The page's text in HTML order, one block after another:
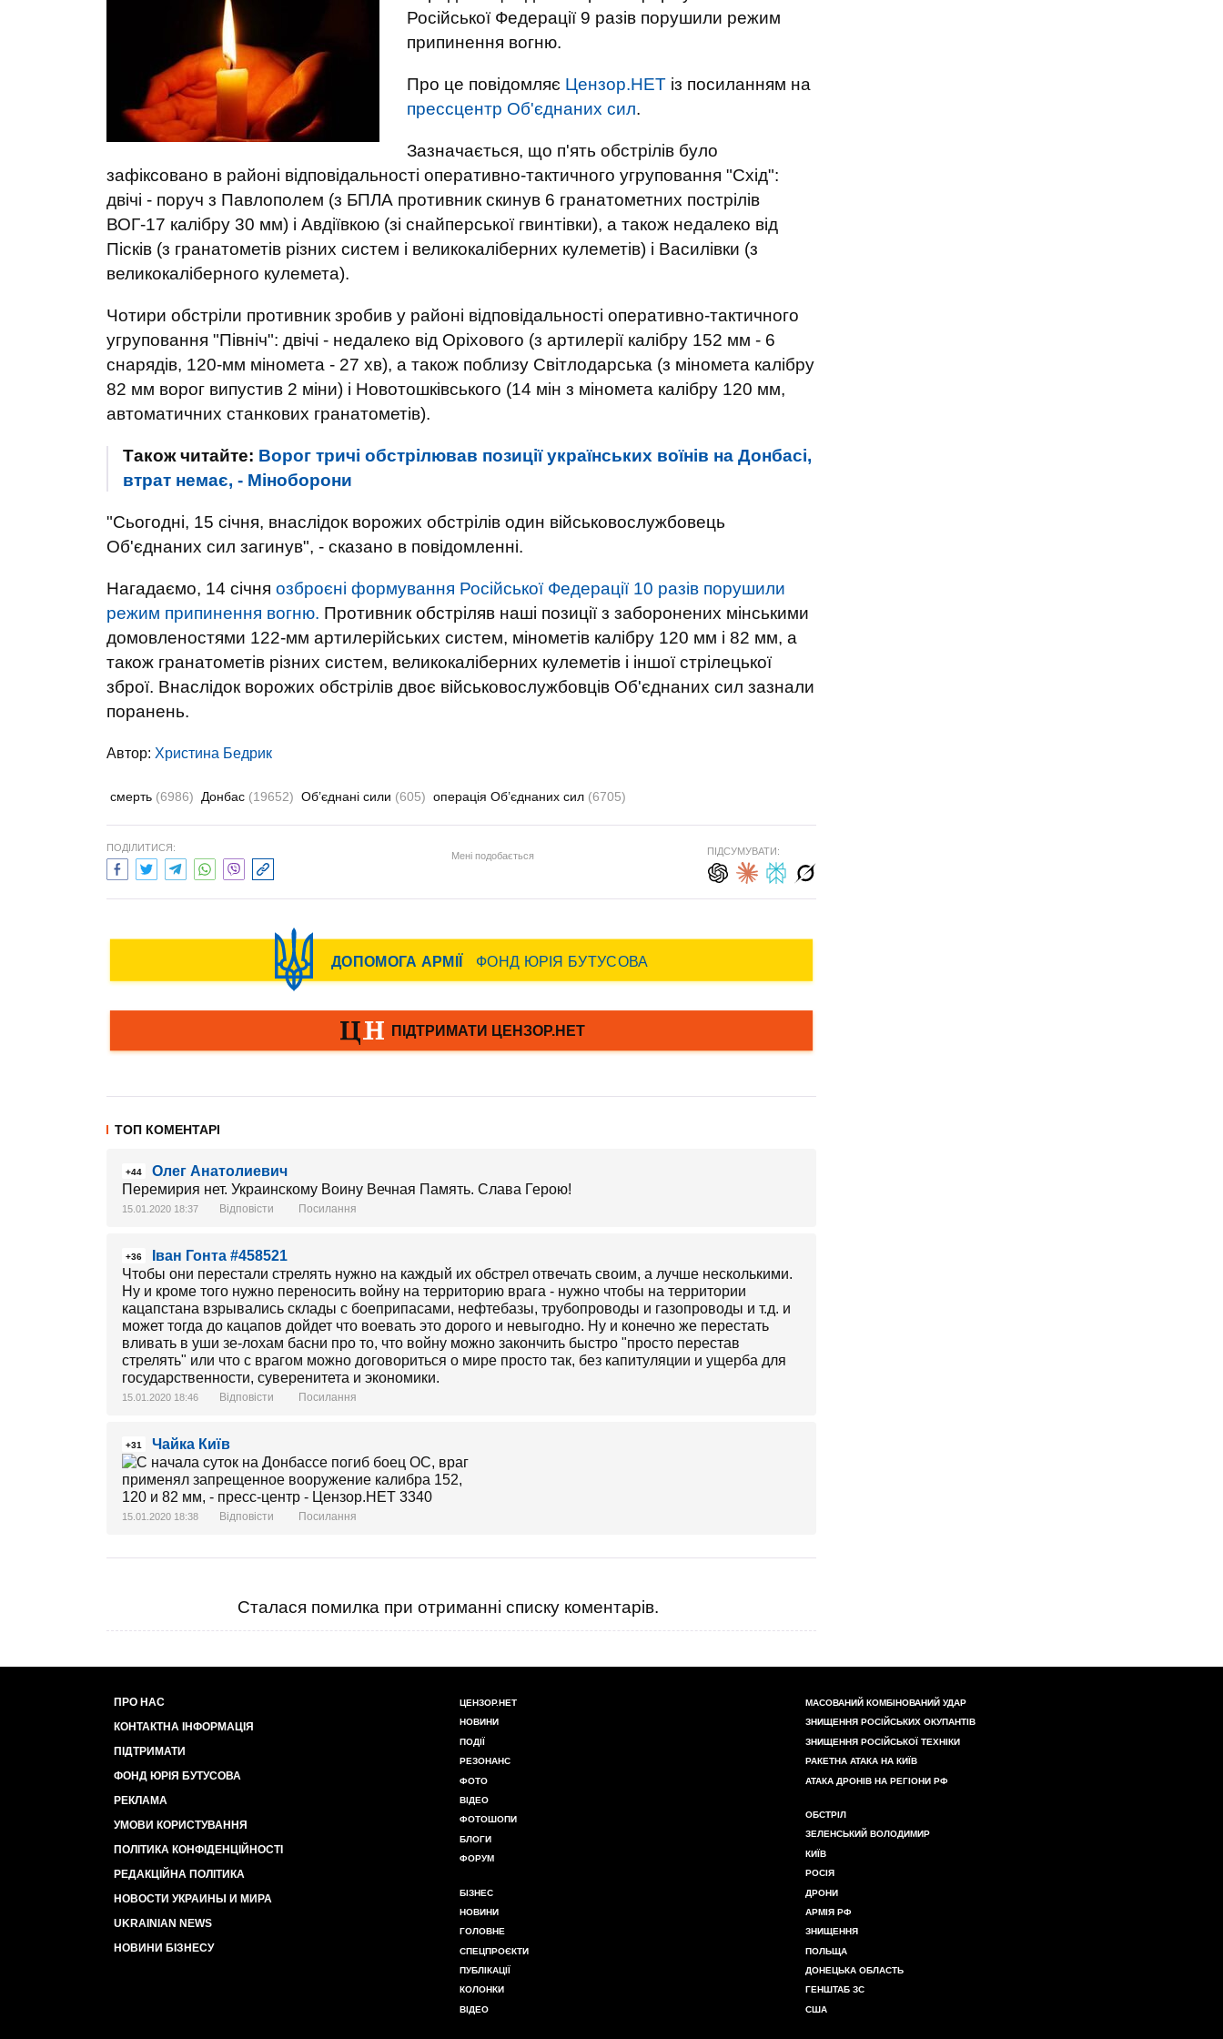
Російської Федерації 9 разів порушили режим
припинення вогню.
Про це повідомляє Цензор.НЕТ із посиланням на
прессцентр Об'єднаних сил.
Зазначається, що п'ять обстрілів було
зафіксовано в районі відповідальності оперативно-тактичного угруповання "Схід":
двічі - поруч з Павлополем (з БПЛА противник скинув 6 гранатометних пострілів
ВОГ-17 калібру 30 мм) і Авдіївкою (зі снайперської гвинтівки), а також недалеко від
Пісків (з гранатометів різних систем і великокаліберних кулеметів) і Василівки (з
великокаліберного кулемета).
Чотири обстріли противник зробив у районі відповідальності оперативно-тактичного
угруповання "Північ": двічі - недалеко від Оріхового (з артилерії калібру 152 мм - 6
снарядів, 120-мм міномета - 27 хв), а також поблизу Світлодарська (з міномета калібру
82 мм ворог випустив 2 міни) і Новотошківського (14 мін з міномета калібру 120 мм,
автоматичних станкових гранатометів).
Також читайте: Ворог тричі обстрілював позиції українських воїнів на Донбасі,
втрат немає, - Міноборони
"Сьогодні, 15 січня, внаслідок ворожих обстрілів один військовослужбовець
Об'єднаних сил загинув", - сказано в повідомленні.
Нагадаємо, 14 січня озброєні формування Російської Федерації 10 разів порушили
режим припинення вогню. Противник обстріляв наші позиції з заборонених мінськими
домовленостями 122-мм артилерійських систем, мінометів калібру 120 мм і 82 мм, а
також гранатометів різних систем, великокаліберних кулеметів і іншої стрілецької
зброї. Внаслідок ворожих обстрілів двоє військовослужбовців Об'єднаних сил зазнали
поранень.
Автор: Христина Бедрик
смерть (6986) Донбас (19652) Об’єднані сили (605) операція Об’єднаних сил (6705)
ПОДІЛИТИСЯ:
Мені подобається ПІДСУМУВАТИ:
ТОП КОМЕНТАРІ
+44
Олег Анатолиевич
Перемирия нет. Украинскому Воину Вечная Память. Слава Герою!
15.01.2020 18:37 Відповісти Посилання
+36
Іван Гонта #458521
Чтобы они перестали стрелять нужно на каждый их обстрел отвечать своим, а лучше несколькими.
Ну и кроме того нужно переносить войну на территорию врага - нужно чтобы на территории
кацапстана взрывались склады с боеприпасами, нефтебазы, трубопроводы и газопроводы и т.д. и
может тогда до кацапов дойдет что воевать это дорого и невыгодно. Ну и конечно же перестать
вливать в уши зе-лохам басни про то, что войну можно закончить быстро "просто перестав
стрелять" или что с врагом можно договориться о мире просто так, без капитуляции и ущерба для
государственности, суверенитета и экономики.
15.01.2020 18:46 Відповісти Посилання
+31 Чайка Київ
15.01.2020 18:38 Відповісти Посилання
Сталася помилка при отриманні списку коментарів.
ПРО НАС
КОНТАКТНА ІНФОРМАЦІЯ
ПІДТРИМАТИ
ФОНД ЮРІЯ БУТУСОВА
РЕКЛАМА
УМОВИ КОРИСТУВАННЯ
ПОЛІТИКА КОНФІДЕНЦІЙНОСТІ
РЕДАКЦІЙНА ПОЛІТИКА
НОВОСТИ УКРАИНЫ И МИРА
UKRAINIAN NEWS
НОВИНИ БІЗНЕСУ
ЦЕНЗОР.НЕТ
НОВИНИ
ПОДІЇ
РЕЗОНАНС
ФОТО
ВІДЕО
ФОТОШОПИ
БЛОГИ
ФОРУМ
БІЗНЕС
НОВИНИ
ГОЛОВНЕ
СПЕЦПРОЄКТИ
ПУБЛІКАЦІЇ
КОЛОНКИ
ВІДЕО
МАСОВАНИЙ КОМБІНОВАНИЙ УДАР
ЗНИЩЕННЯ РОСІЙСЬКИХ ОКУПАНТІВ
ЗНИЩЕННЯ РОСІЙСЬКОЇ ТЕХНІКИ
РАКЕТНА АТАКА НА КИЇВ
АТАКА ДРОНІВ НА РЕГІОНИ РФ
ОБСТРІЛ
ЗЕЛЕНСЬКИЙ ВОЛОДИМИР
КИЇВ
РОСІЯ
ДРОНИ
АРМІЯ РФ
ЗНИЩЕННЯ
ПОЛЬЩА
ДОНЕЦЬКА ОБЛАСТЬ
ГЕНШТАБ ЗС
США